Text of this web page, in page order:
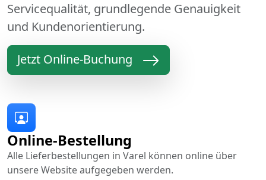
Servicequalität, grundlegende Genauigkeit
und Kundenorientierung.
Jetzt Online-Buchung
Online-Bestellung
Alle Lieferbestellungen in Varel können online über
unsere Website aufgegeben werden.